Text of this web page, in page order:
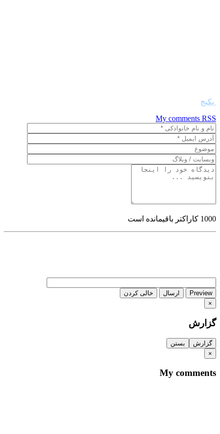
پکیج
My comments RSS
1000 کاراکتر باقیمانده است
Preview ارسال
خالی کردن
×
گزارش
گزارش
بستن
×
My comments